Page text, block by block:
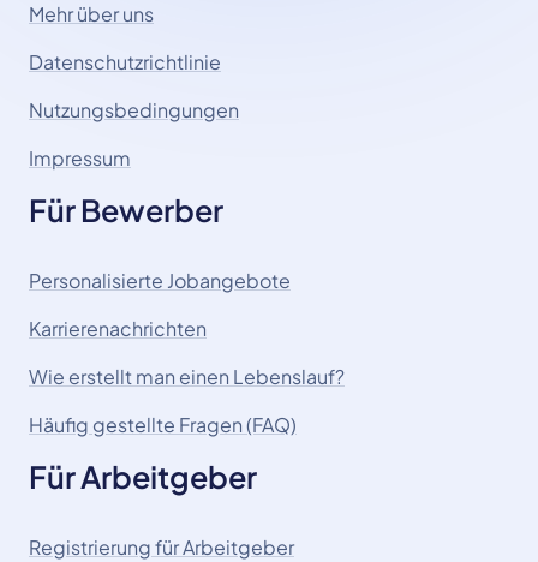
Mehr über uns
Datenschutzrichtlinie
Nutzungsbedingungen
Impressum
Für Bewerber
Personalisierte Jobangebote
Karrierenachrichten
Wie erstellt man einen Lebenslauf?
Häufig gestellte Fragen (FAQ)
Für Arbeitgeber
Registrierung für Arbeitgeber